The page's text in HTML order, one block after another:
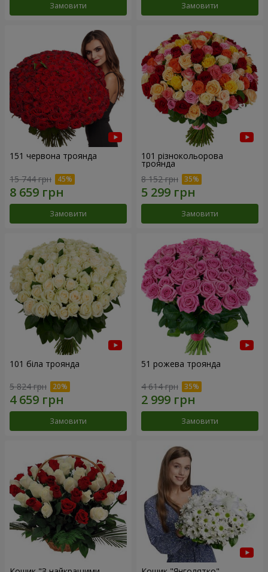
Замовити Замовити
151 червона троянда
15 744 грн
Замовити
101 різнокольорова
троянда
8 152 грн
Замовити
101 біла троянда
5 824 грн
Замовити
51 рожева троянда
4 614 грн
Замовити